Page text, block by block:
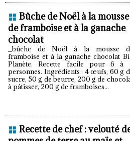
Bûche de Noël à la mousse
de framboise et à la ganache
chocolat
_bûche de Noël à la mousse
framboise et à la ganache chocolat
Planète. Recette facile pour 6 à
personnes. Ingrédients : 4 œufs, 60 g
sucre, 50 g de beurre, 200 g de
à pâtisser, 200 g de framboises...
Recette de chef : velouté